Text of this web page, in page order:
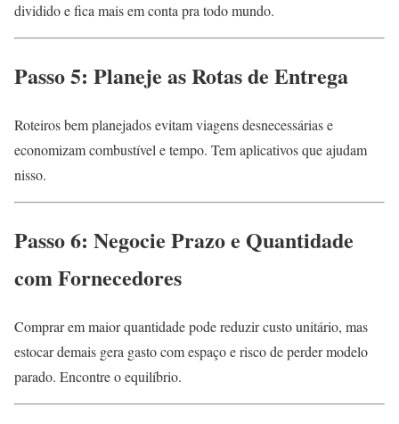
dividido e fica mais em conta pra todo mundo.
Passo 5: Planeje as Rotas de Entrega
Roteiros bem planejados evitam viagens desnecessárias e
economizam combustível e tempo. Tem aplicativos que ajudam
nisso.
Passo 6: Negocie Prazo e Quantidade
com Fornecedores
Comprar em maior quantidade pode reduzir custo unitário, mas
estocar demais gera gasto com espaço e risco de perder modelo
parado. Encontre o equilíbrio.